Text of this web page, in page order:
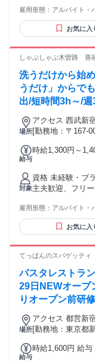
円
し！ もちろんバスケの知識がなくても大丈夫！ 「生活のため
にガッツリ働き
「友達と一緒に
用形態に関係な
お仕事等の ご経
風通しのいい関
染んでいただけ
ポートするので
雇用形態： アルバイト・
お気に入
しゃぶしゃぶ木曽路 善
洗うだけから始
うだけ」からで
出/短時間3h～/週
場所
アクセス 西武新
西武拝島線 上井
[勤務地：〒167-
給与
時給1,300円～
給 平日：1350円
～ 土日祝：1300円～) ランチ(8:30～14:30)時給
～ 土日祝：1350
円～) ★★★時給がアップしました！！！★★★ 交通費：交
通勤OK)
対象
資格 未経験・ブ
主夫歓迎、フリ
ことが好きな方
な方 ・料理が好き
効率よく稼ぎた
ンク明けの方 ・フルタ
たい方 ・「就活
目的意識をお持ちの方 お問合せだけでもOKで
気軽にご応募く
雇用形態： アルバイト・
お気に入
てっぱんのスパゲッテ
パスタレストラ
29日NEWオープ
りオープン前研
しませんか♪
場所
アクセス 都営新
市ヶ谷7番口徒歩
[勤務地：東京都
給与
時給1,600円 給